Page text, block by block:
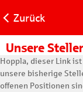
Zurück
Unsere
Hoppla, dieser Link
unsere bisherige
offenen Positionen